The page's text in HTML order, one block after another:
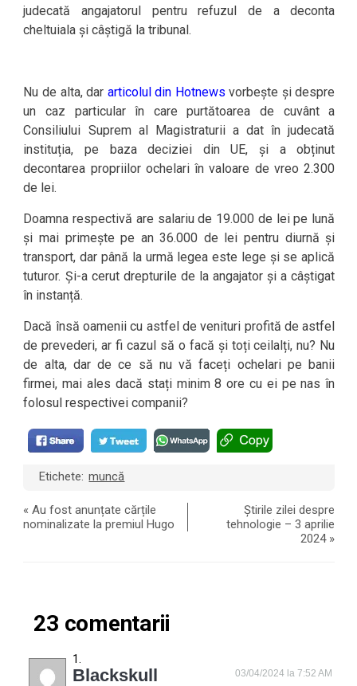
judecată angajatorul pentru refuzul de a deconta
cheltuiala și câștigă la tribunal.
Nu de alta, dar articolul din Hotnews vorbește și despre
un caz particular în care purtătoarea de cuvânt a
Consiliului Suprem al Magistraturii a dat în judecată
instituția, pe baza deciziei din UE, și a obținut
decontarea propriilor ochelari în valoare de vreo 2.300
de lei.
Doamna respectivă are salariu de 19.000 de lei pe lună
și mai primește pe an 36.000 de lei pentru diurnă și
transport, dar până la urmă legea este lege și se aplică
tuturor. Și-a cerut drepturile de la angajator și a câștigat
în instanță.
Dacă însă oamenii cu astfel de venituri profită de astfel
de prevederi, ar fi cazul să o facă și toți ceilalți, nu? Nu
de alta, dar de ce să nu vă faceți ochelari pe banii
firmei, mai ales dacă stați minim 8 ore cu ei pe nas în
folosul respectivei companii?
Etichete: muncă
«Au fost anunțate cărțile
nominalizate la premiul Hugo
Știrile zilei despre
tehnologie – 3 aprilie
2024»
23 comentarii
Blackskull 03/04/2024 la 7:52 AM